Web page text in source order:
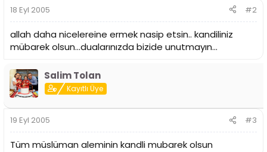
18 Eyl 2005 #2
allah daha nicelereine ermek nasip etsin.. kandiliniz
mübarek olsun...dualarınızda bizide unutmayın...
Salim Tolan
Kayıtlı Üye
19 Eyl 2005 #3
Tüm müslüman aleminin kandli mubarek olsun